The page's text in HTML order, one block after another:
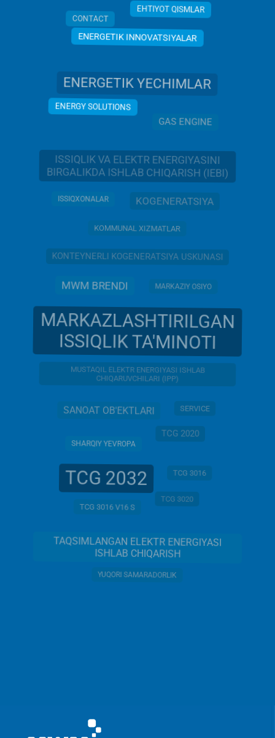
CONTACT EHTIYOT QISMLAR
ENERGETIK INNOVATSIYALAR
ENERGETIK YECHIMLAR
ENERGY SOLUTIONS
GAS ENGINE
ISSIQLIK VA ELEKTR ENERGIYASINI
BIRGALIKDA ISHLAB CHIQARISH (IEBI)
ISSIQXONALAR KOGENERATSIYA
KOMMUNAL XIZMATLAR
KONTEYNERLI KOGENERATSIYA USKUNASI
MWM BRENDI MARKAZIY OSIYO
MARKAZLASHTIRILGAN
ISSIQLIK TA'MINOTI
MUSTAQIL ELEKTR ENERGIYASI ISHLAB
CHIQARUVCHILARI (IPP)
SANOAT OB'EKTLARI SERVICE
SHARQIY YEVROPA
TCG 2020
TCG 2032 TCG 3016
TCG 3016 V16 S
TCG 3020
TAQSIMLANGAN ELEKTR ENERGIYASI
ISHLAB CHIQARISH
YUQORI SAMARADORLIK